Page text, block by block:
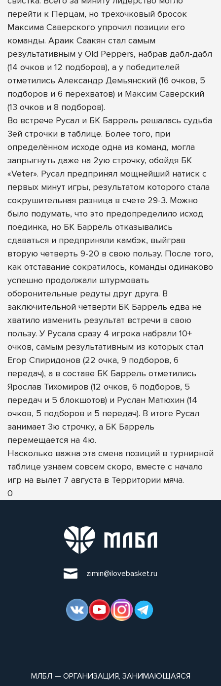
перейти к Перцам, но трехочковый бросок
Максима Саверского упрочил позиции его
команды. Араик Саакян стал самым
результативным у Old Peppers, набрав дабл-дабл
(14 очков и 12 подборов), а у победителей
отметились Александр Демьянский (16 очков, 5
подборов и 6 перехватов) и Максим Саверский
(13 очков и 8 подборов).
Во встрече Русал и БК Баррель решалась судьба
3ей строчки в таблице. Более того, при
определённом исходе одна из команд, могла
запрыгнуть даже на 2ую строчку, обойдя БК
«Veter». Русал предпринял мощнейший натиск с
первых минут игры, результатом которого стала
сокрушительная разница в счете 29-3. Можно
было подумать, что это предопределило исход
поединка, но БК Баррель отказывались
сдаваться и предприняли камбэк, выйграв
вторую четверть 9-20 в свою пользу. После того,
как отставание сократилось, команды одинаково
успешно продолжали штурмовать
оборонительные редуты друг друга. В
заключительной четверти БК Баррель едва не
хватило изменить результат встречи в свою
пользу. У Русала сразу 4 игрока набрали 10+
очков, самым результативным из которых стал
Егор Спиридонов (22 очка, 9 подборов, 6
передач), а в составе БК Баррель отметились
Ярослав Тихомиров (12 очков, 6 подборов, 5
передач и 5 блокшотов) и Руслан Матюхин (14
очков, 5 подборов и 5 передач). В итоге Русал
занимает 3ю строчку, а БК Баррель
перемещается на 4ю.
Насколько важна эта смена позиций в турнирной
таблице узнаем совсем скоро, вместе с начало
игр на вылет 7 августа в Территории мяча.
0
zimin@ilovebasket.ru
МЛБЛ — ОРГАНИЗАЦИЯ, ЗАНИМАЮЩАЯСЯ